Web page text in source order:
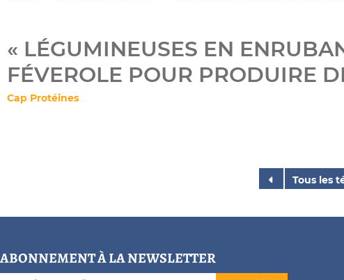
« LÉGUMINEUSES EN
FÉVEROLE POUR PRODUIRE
Cap Protéines
Tous les
ABONNEMENT À LA NEWSLETTER